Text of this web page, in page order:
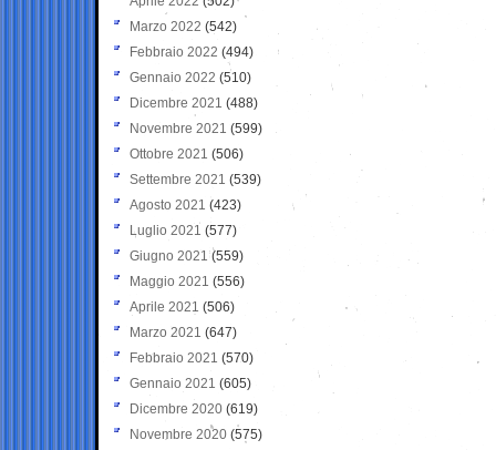
Marzo 2022 (542)
Febbraio 2022 (494)
Gennaio 2022 (510)
Dicembre 2021 (488)
Novembre 2021 (599)
Ottobre 2021 (506)
Settembre 2021 (539)
Agosto 2021 (423)
Luglio 2021 (577)
Giugno 2021(559)
Maggio 2021 (556)
Aprile 2021 (506)
Marzo 2021 (647)
Febbraio 2021 (570)
Gennaio 2021 (605)
Dicembre 2020 (619)
Novembre 2020 (575)